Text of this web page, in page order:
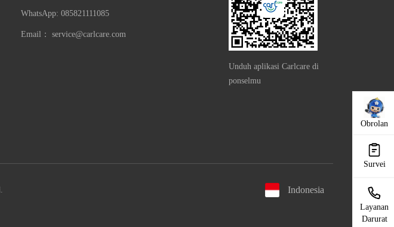
Obrolan
Survei
Layanan
Darurat
WhatsApp: 085821111085
Email： service@carlcare.com
Unduh aplikasi Carlcare di
ponselmu
Indonesia